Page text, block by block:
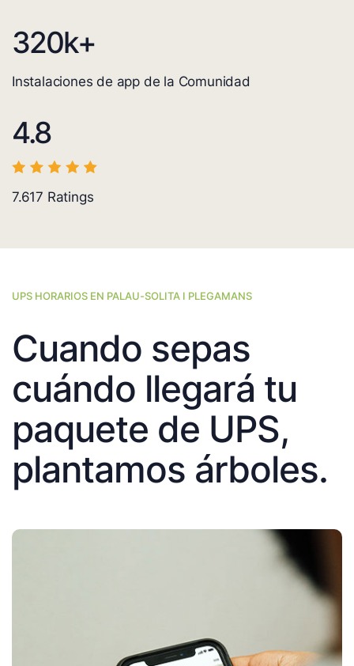
320k+
Instalaciones de app de la Comunidad
4.8
7.617 Ratings
UPS HORARIOS EN PALAU-SOLITA I PLEGAMANS
Cuando sepas
cuándo llegará tu
paquete de UPS,
plantamos árboles.